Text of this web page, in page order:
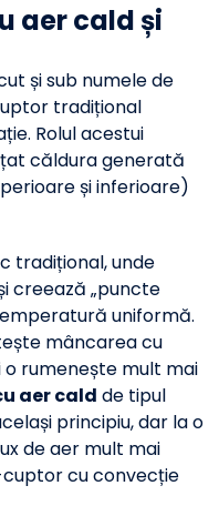
aer cald și
și sub numele de
tradițional
Rolul acestui
căldura generată
și inferioare)
tradițional, unde
creează „puncte
uniformă.
mâncarea cu
o rumenește mult mai
aer cald de tipul
principiu, dar la o
de aer mult mai
cu convecție